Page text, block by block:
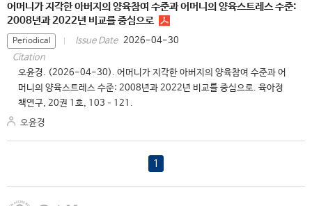
어머니가 지각한 아버지의 양육참여 수준과 어머니의 양육스트레스 수준:
2008년과 2022년 비교를 중심으로
Periodical Issue Date 2026-04-30
Citation
오윤경. (2026-04-30). 어머니가 지각한 아버지의 양육참여 수준과 어
머니의 양육스트레스 수준: 2008년과 2022년 비교를 중심으로. 육아정
책연구, 20권 1호, 103–121.
오윤경
1